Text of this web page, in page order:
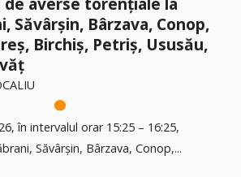
Săvârșin, Bârzava, Conop,
Birchiș, Petriș, Ususău,
în intervalul orar 15:25 – 16:25,
Săvârșin, Bârzava, Conop,...